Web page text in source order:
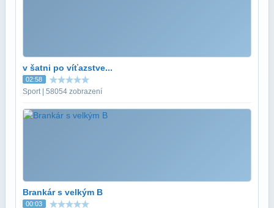
v šatni po víťazstve...
02:58
Sport | 58054 zobrazení
Brankár s velkým B
00:03